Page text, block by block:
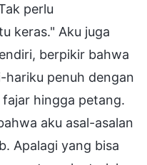
perlu
keras." Aku juga
berpikir bahwa
hariku penuh dengan
hingga petang.
aku asal-asalan
Apalagi yang bisa